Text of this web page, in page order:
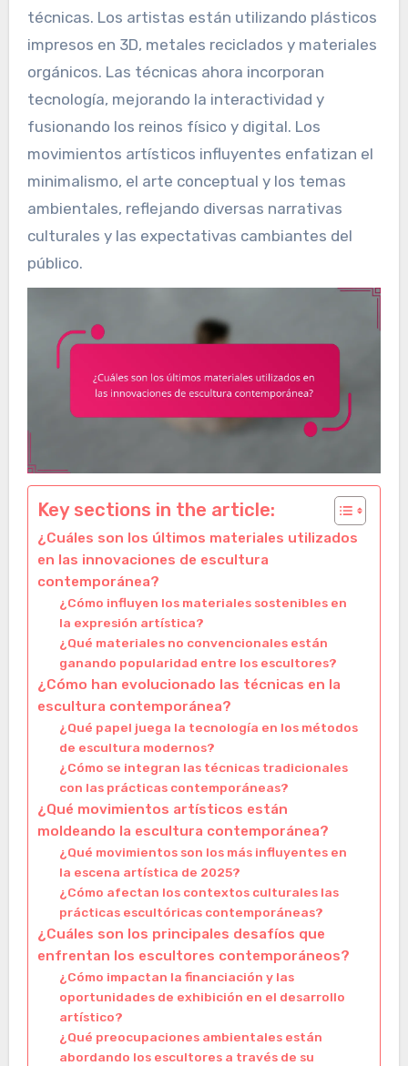
técnicas. Los artistas están utilizando plásticos
impresos en 3D, metales reciclados y materiales
orgánicos. Las técnicas ahora incorporan
tecnología, mejorando la interactividad y
fusionando los reinos físico y digital. Los
movimientos artísticos influyentes enfatizan el
minimalismo, el arte conceptual y los temas
ambientales, reflejando diversas narrativas
culturales y las expectativas cambiantes del
público.
Key sections in the article:
¿Cuáles son los últimos materiales utilizados
en las innovaciones de escultura
contemporánea?
¿Cómo influyen los materiales sostenibles en
la expresión artística?
¿Qué materiales no convencionales están
ganando popularidad entre los escultores?
¿Cómo han evolucionado las técnicas en la
escultura contemporánea?
¿Qué papel juega la tecnología en los métodos
de escultura modernos?
¿Cómo se integran las técnicas tradicionales
con las prácticas contemporáneas?
¿Qué movimientos artísticos están
moldeando la escultura contemporánea?
¿Qué movimientos son los más influyentes en
la escena artística de 2025?
¿Cómo afectan los contextos culturales las
prácticas escultóricas contemporáneas?
¿Cuáles son los principales desafíos que
enfrentan los escultores contemporáneos?
¿Cómo impactan la financiación y las
oportunidades de exhibición en el desarrollo
artístico?
¿Qué preocupaciones ambientales están
abordando los escultores a través de su